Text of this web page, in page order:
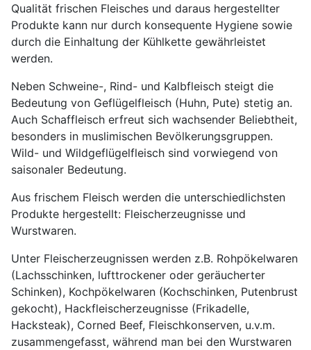
Qualität frischen Fleisches und daraus hergestellter
Produkte kann nur durch konsequente Hygiene sowie
durch die Einhaltung der Kühlkette gewährleistet
werden.
Neben Schweine-, Rind- und Kalbfleisch steigt die
Bedeutung von Geflügelfleisch (Huhn, Pute) stetig an.
Auch Schaffleisch erfreut sich wachsender Beliebtheit,
besonders in muslimischen Bevölkerungsgruppen.
Wild- und Wildgeflügelfleisch sind vorwiegend von
saisonaler Bedeutung.
Aus frischem Fleisch werden die unterschiedlichsten
Produkte hergestellt: Fleischerzeugnisse und
Wurstwaren.
Unter Fleischerzeugnissen werden z.B. Rohpökelwaren
(Lachsschinken, lufttrockener oder geräucherter
Schinken), Kochpökelwaren (Kochschinken, Putenbrust
gekocht), Hackfleischerzeugnisse (Frikadelle,
Hacksteak), Corned Beef, Fleischkonserven, u.v.m.
zusammengefasst, während man bei den Wurstwaren